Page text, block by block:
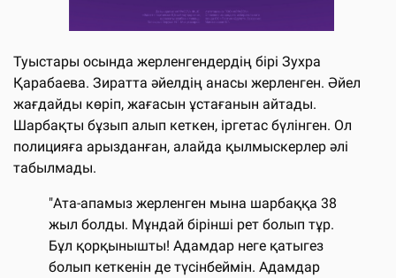
Туыстары осында жерленгендердің бірі Зухра
Қарабаева. Зиратта әйелдің анасы жерленген. Әйел
жағдайды көріп, жағасын ұстағанын айтады.
Шарбақты бұзып алып кеткен, іргетас бүлінген. Ол
полицияға арызданған, алайда қылмыскерлер әлі
табылмады.
"Ата-апамыз жерленген мына шарбаққа 38
жыл болды. Мұндай бірінші рет болып тұр.
Бұл қорқынышты! Адамдар неге қатыгез
болып кеткенін де түсінбеймін. Адамдар